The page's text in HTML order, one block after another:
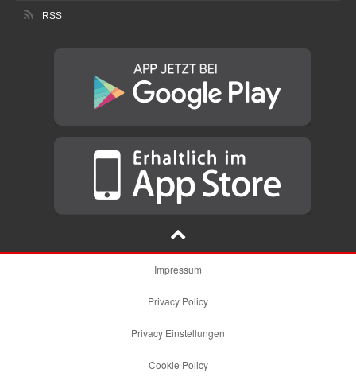
RSS
Impressum
Privacy Policy
Privacy Einstellungen
Cookie Policy